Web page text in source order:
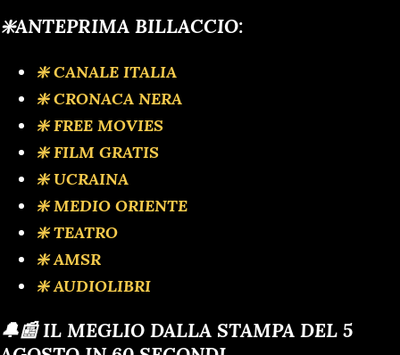
❇️ANTEPRIMA BILLACCIO:
❇️ CANALE ITALIA
❇️ CRONACA NERA
❇️ FREE MOVIES
❇️ FILM GRATIS
❇️ UCRAINA
❇️ MEDIO ORIENTE
❇️ TEATRO
❇️ AMSR
❇️ AUDIOLIBRI
🔔📰 IL MEGLIO DALLA STAMPA DEL 5